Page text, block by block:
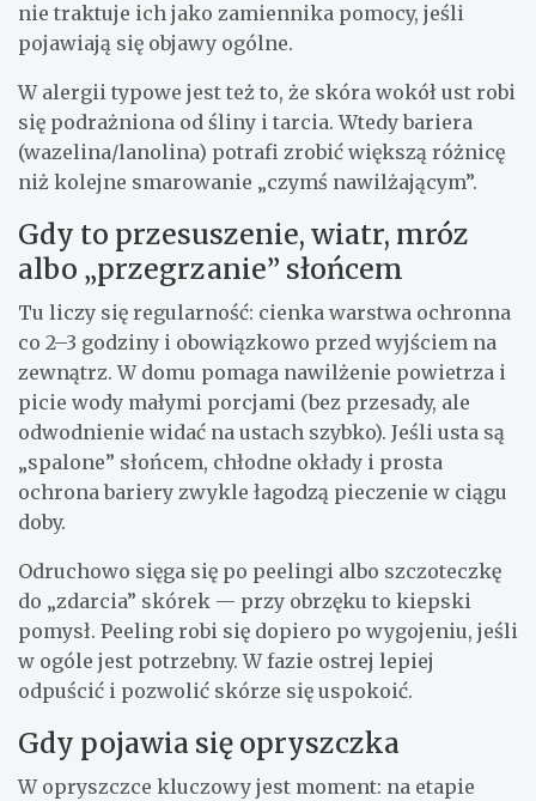
nie traktuje ich jako zamiennika pomocy, jeśli
pojawiają się objawy ogólne.
W alergii typowe jest też to, że skóra wokół ust robi
się podrażniona od śliny i tarcia. Wtedy bariera
(wazelina/lanolina) potrafi zrobić większą różnicę
niż kolejne smarowanie „czymś nawilżającym”.
Gdy to przesuszenie, wiatr, mróz
albo „przegrzanie” słońcem
Tu liczy się regularność: cienka warstwa ochronna
co 2–3 godziny i obowiązkowo przed wyjściem na
zewnątrz. W domu pomaga nawilżenie powietrza i
picie wody małymi porcjami (bez przesady, ale
odwodnienie widać na ustach szybko). Jeśli usta są
„spalone” słońcem, chłodne okłady i prosta
ochrona bariery zwykle łagodzą pieczenie w ciągu
doby.
Odruchowo sięga się po peelingi albo szczoteczkę
do „zdarcia” skórek — przy obrzęku to kiepski
pomysł. Peeling robi się dopiero po wygojeniu, jeśli
w ogóle jest potrzebny. W fazie ostrej lepiej
odpuścić i pozwolić skórze się uspokoić.
Gdy pojawia się opryszczka
W opryszczce kluczowy jest moment: na etapie